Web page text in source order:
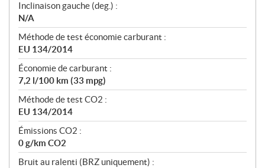
Inclinaison gauche (deg.) :
N/A
Méthode de test économie carburant :
EU 134/2014
Économie de carburant :
7,2 l/100 km (33 mpg)
Méthode de test CO2 :
EU 134/2014
Émissions CO2 :
0 g/km CO2
Bruit au ralenti (BRZ uniquement) :